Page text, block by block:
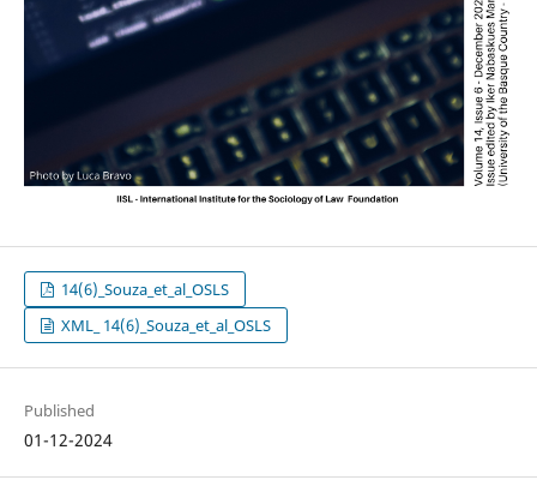
14(6)_Souza_et_al_OSLS
XML_ 14(6)_Souza_et_al_OSLS
Published
01-12-2024